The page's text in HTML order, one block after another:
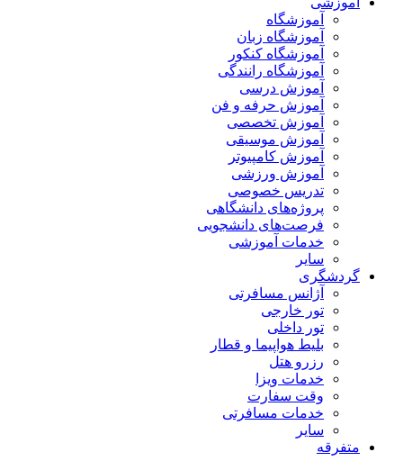
آموزشگاه
آموزشگاه زبان
آموزشگاه کنکور
آموزشگاه رانندگی
آموزش درسی
آموزش حرفه و فن
آموزش تخصصی
آموزش موسیقی
آموزش کامپیوتر
آموزش ورزشی
تدریس خصوصی
پروژه‌های دانشگاهی
فرصت‌های دانشجویی
خدمات آموزشی
سایر
گردشگری
آژانس مسافرتی
تور خارجی
تور داخلی
بلیط هواپیما و قطار
رزرو هتل
خدمات ویزا
وقت سفارت
خدمات مسافرتی
سایر
متفرقه